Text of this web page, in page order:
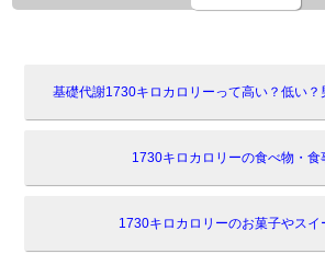
基礎代謝1730キロカロリーって高い？低い？
1730キロカロリーの食べ物・食
1730キロカロリーのお菓子やスイ